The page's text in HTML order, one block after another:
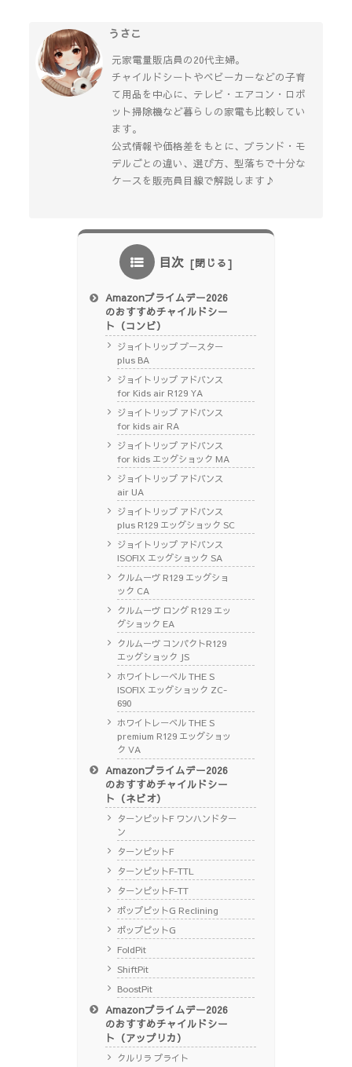
うさこ
元家電量販店員の20代主婦。
チャイルドシートやベビーカーなどの子育
て用品を中心に、テレビ・エアコン・ロボ
ット掃除機など暮らしの家電も比較してい
ます。
公式情報や価格差をもとに、ブランド・モ
デルごとの違い、選び方、型落ちで十分な
ケースを販売員目線で解説します♪
目次
Amazonプライムデー2026
のおすすめチャイルドシー
ト（コンビ）
ジョイトリップ ブースター
plus BA
ジョイトリップ アドバンス
for Kids air R129 YA
ジョイトリップ アドバンス
for kids air RA
ジョイトリップ アドバンス
for kids エッグショック MA
ジョイトリップ アドバンス
air UA
ジョイトリップ アドバンス
plus R129 エッグショック SC
ジョイトリップ アドバンス
ISOFIX エッグショック SA
クルムーヴ R129 エッグショ
ック CA
クルムーヴ ロング R129 エッ
グショック EA
クルムーヴ コンパクトR129
エッグショック JS
ホワイトレーベル THE S
ISOFIX エッグショック ZC-
690
ホワイトレーベル THE S
premium R129 エッグショッ
ク VA
Amazonプライムデー2026
のおすすめチャイルドシー
ト（ネビオ）
ターンピットF ワンハンドター
ン
ターンピットF
ターンピットF-TTL
ターンピットF-TT
ポップピットG Reclining
ポップピットG
FoldPit
ShiftPit
BoostPit
Amazonプライムデー2026
のおすすめチャイルドシー
ト（アップリカ）
クルリラ プライト